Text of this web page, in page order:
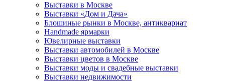
Выставки в Москве
Выставки «Дом и Дача»
Блошиные рынки в Москве, антиквариат
Handmade ярмарки
Ювелирные выставки
Выставки автомобилей в Москве
Выставки цветов в Москве
Выставки моды и свадебные выставки
Выставки недвижимости